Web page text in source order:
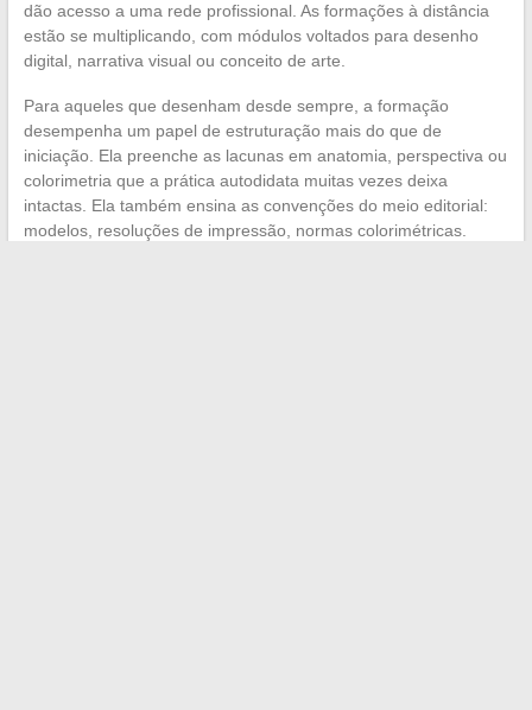
dão acesso a uma rede profissional. As formações à distância
estão se multiplicando, com módulos voltados para desenho
digital, narrativa visual ou conceito de arte.
Para aqueles que desenham desde sempre, a formação
desempenha um papel de estruturação mais do que de
iniciação. Ela preenche as lacunas em anatomia, perspectiva ou
colorimetria que a prática autodidata muitas vezes deixa
intactas. Ela também ensina as convenções do meio editorial:
modelos, resoluções de impressão, normas colorimétricas.